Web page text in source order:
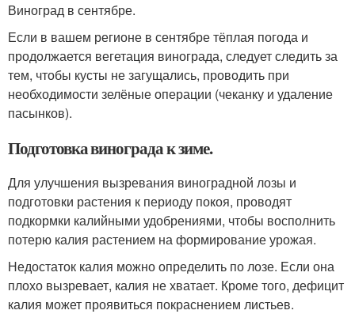
Виноград в сентябре.
Если в вашем регионе в сентябре тёплая погода и
продолжается вегетация винограда, следует следить за
тем, чтобы кусты не загущались, проводить при
необходимости зелёные операции (чеканку и удаление
пасынков).
Подготовка винограда к зиме.
Для улучшения вызревания виноградной лозы и
подготовки растения к периоду покоя, проводят
подкормки калийными удобрениями, чтобы восполнить
потерю калия растением на формирование урожая.
Недостаток калия можно определить по лозе. Если она
плохо вызревает, калия не хватает. Кроме того, дефицит
калия может проявиться покраснением листьев.